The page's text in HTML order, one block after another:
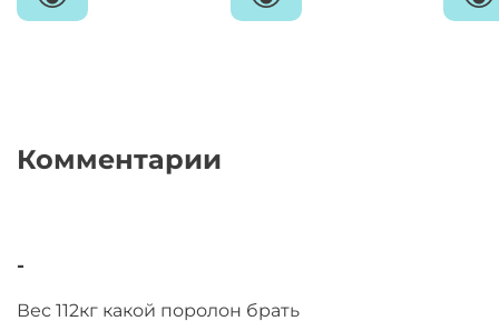
Комментарии
-
Вес 112кг какой поролон брать